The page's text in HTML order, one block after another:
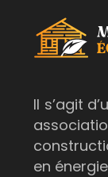
Il s’agit
en